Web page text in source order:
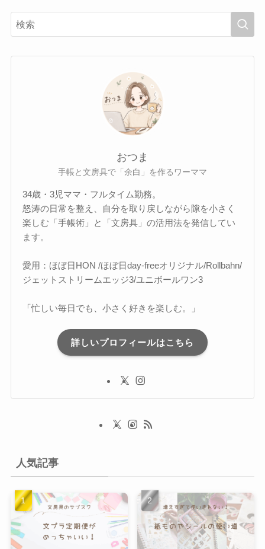
おつま
手帳と文房具で「余白」を作るワーママ
34歳・3児ママ・フルタイム勤務。
怒涛の日常を整え、自分を取り戻しながら隙を小さく
楽しむ「手帳術」と「文房具」の活用法を発信してい
ます。
愛用：ほぼ日HON /ほぼ日day-freeオリジナル/Rollbahn/
ジェットストリームエッジ3/ユニボールワン3
「忙しい毎日でも、小さく好きを楽しむ。」
詳しいプロフィールはこちら
人気記事